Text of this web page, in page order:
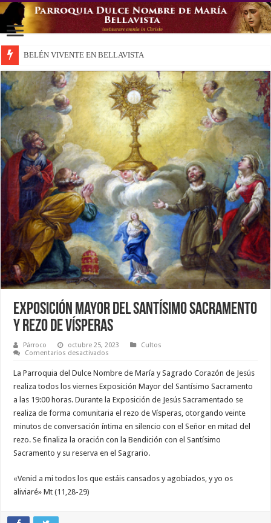
BELÉN VIVENTE EN BELLAVISTA
Exposición Mayor del Santísimo Sacramento
y Rezo de Vísperas
Párroco octubre 25, 2023
Cultos
Comentarios desactivados
del
Santísimo
Sacramento
y
de
Vísperas
La Parroquia del Dulce Nombre de María y Sagrado Corazón de Jesús
realiza todos los viernes Exposición Mayor del Santísimo Sacramento
a las 19:00 horas. Durante la Exposición de Jesús Sacramentado se
realiza de forma comunitaria el rezo de Vísperas, otorgando veinte
minutos de conversación íntima en silencio con el Señor en mitad del
rezo. Se finaliza la oración con la Bendición con el Santísimo
Sacramento y su reserva en el Sagrario.
«Venid a mi todos los que estáis cansados y agobiados, y yo os
aliviaré» Mt (11,28-29)